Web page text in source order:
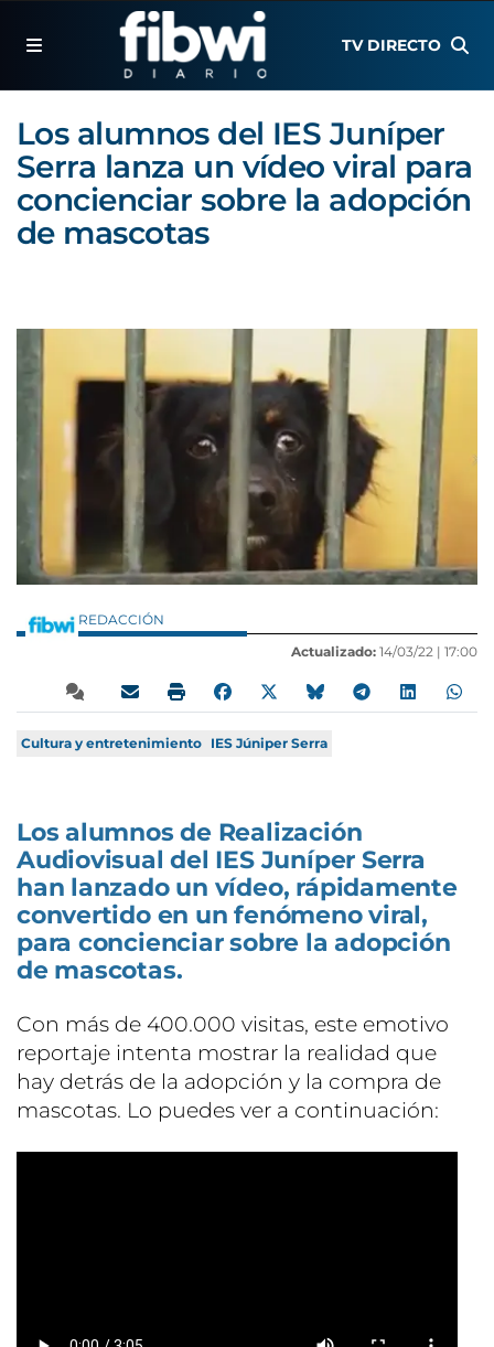
TV DIRECTO
Los alumnos del IES Juníper
Serra lanza un vídeo viral para
concienciar sobre la adopción
de mascotas
REDACCIÓN
Actualizado: 14/03/22 | 17:00
Cultura y entretenimiento IES Júniper Serra
Los alumnos de Realización
Audiovisual del IES Juníper Serra
han lanzado un vídeo, rápidamente
convertido en un fenómeno viral,
para concienciar sobre la adopción
de mascotas.
Con más de 400.000 visitas, este emotivo
reportaje intenta mostrar la realidad que
hay detrás de la adopción y la compra de
mascotas. Lo puedes ver a continuación: